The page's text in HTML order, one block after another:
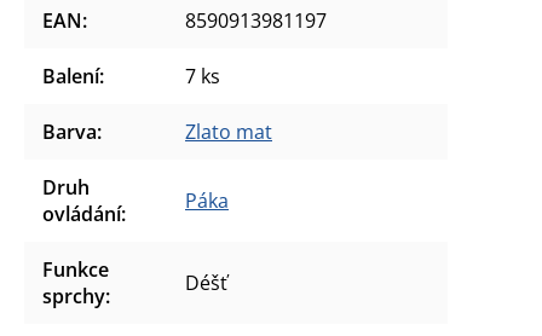
EAN: 8590913981197
Balení: 7 ks
Barva: Zlato mat
Druh
ovládání: Páka
Funkce
sprchy: Déšť